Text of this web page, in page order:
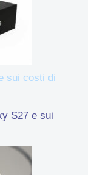
sui costi di
S27 e sui